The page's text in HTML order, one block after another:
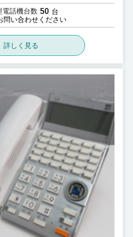
電話機台数 50 台
問い合わせください
詳しく見る